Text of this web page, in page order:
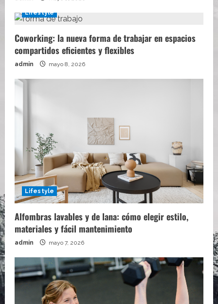
Lifestyle
Coworking: la nueva forma de trabajar en espacios
compartidos eficientes y flexibles
admin mayo 8, 2026
Lifestyle
Alfombras lavables y de lana: cómo elegir estilo,
materiales y fácil mantenimiento
admin mayo 7, 2026